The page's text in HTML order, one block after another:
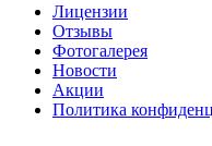
Лицензии
Отзывы
Фотогалерея
Новости
Акции
Политика